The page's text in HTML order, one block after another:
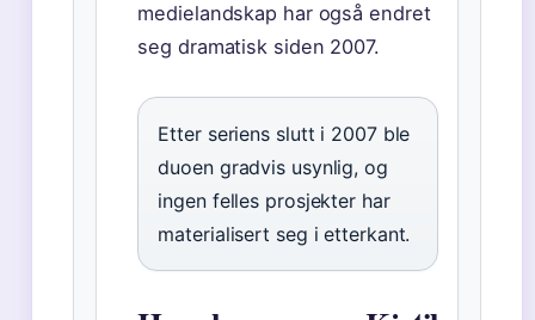
medielandskap har også endret
seg dramatisk siden 2007.
Etter seriens slutt i 2007 ble
duoen gradvis usynlig, og
ingen felles prosjekter har
materialisert seg i etterkant.